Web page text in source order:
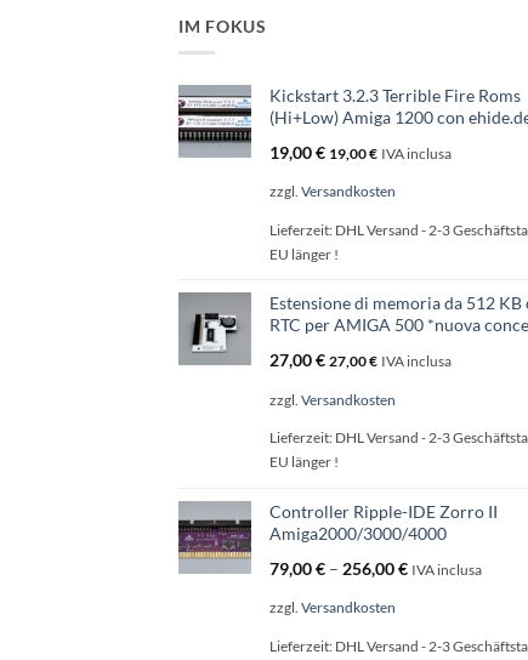
IM FOKUS
Kickstart 3.2.3 Terrible Fire Roms
(Hi+Low) Amiga 1200 con
19,00€ 19,00€ IVA inclusa
zzgl. Versandkosten
Lieferzeit: DHL Versand - 2-3
EU länger !
Estensione di memoria da 512 KB
RTC per AMIGA 500 *nuova
27,00€ 27,00€ IVA inclusa
zzgl. Versandkosten
Lieferzeit: DHL Versand - 2-3
EU länger !
Controller Ripple-IDE Zorro II
Amiga2000/3000/4000
79,00€ – 256,00€ IVA inclusa
zzgl. Versandkosten
Lieferzeit: DHL Versand - 2-3